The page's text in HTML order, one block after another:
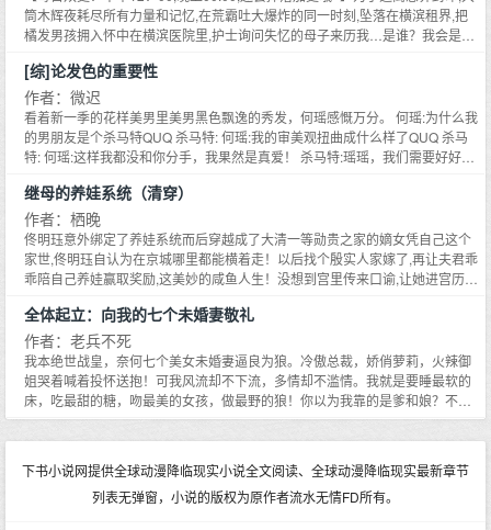
意的笑容，超强卡牌GET。 哎——今天大小姐也在思考宠幸谁（摘自库洛米畅
销恋爱小说） 阅读指南： 1、时间设定在高专时期，主咒回，知梨是大道寺知
世妹妹，库洛米kuromi是卡牌的守护咒灵 2、看似疯批大少爷X阴阳怪气大小
姐X温柔靠谱人间蛊王 3、作者先跪下了OOC肯定会有的 4、女主最强，因为
可以封印最强
没治好我。一家四口团圆后，夫妻虐渣顺带虐狗。面对上门求复合的前男友，
沐念安莞尔一笑，顾少这么闲吗？都不用养你和沐婉柠的孩子？
筒木辉夜耗尽所有力量和记忆,在荒霸吐大爆炸的同一时刻,坠落在横滨租界,把
橘发男孩拥入怀中在横滨医院里,护士询问失忆的母子来历我…是谁？我会是所
不行！遥远的黑绝哭晕在地底爱吃辣咖喱的小红毛,捡不谙人心的高智商幼年侦
探,可捡贫民窟里护妹的恶犬,两只一起捡河里漂来的小黑泥精,奇奇怪怪,捡金发
碧眼的幼女……森医生：这个是我的！真的不能捡！大筒木辉夜：不能捡？那
就去父留女哦森医生宽面泪：那还是把我一起捡了吧后来,面对还在持续捡崽的
卯之女神森首领：这里是港口森式会社,不是港口孤儿院！辉夜姬：是吗？比起
石#论不在If线的森屑如何胜似森院长#小剧场：当Mimic、天人五衰以及一大堆
欧洲超越者强势入侵时森屑：为了横滨,最优解应当是——大筒木辉夜：凝
视.JPG+制裁.GIF神罗天征！地爆天星！树界降诞！森屑机智大喊：最优解是
吃老婆的软饭！#818谁才是家里的最弱者##食物链底端竟是我自己#
[综]论发色的重要性
作者：微迟
看着新一季的花样美男里美男黑色飘逸的秀发，何瑶感慨万分。 何瑶:为什么我
的男朋友是个杀马特QUQ 杀马特: 何瑶:我的审美观扭曲成什么样了QUQ 杀马
特: 何瑶:这样我都没和你分手，我果然是真爱！ 杀马特:瑶瑶，我们需要好好谈
文笔好，但是就是写不好，我能怎么办我也很无奈，就请各位多包涵包涵了。
继母的养娃系统（清穿）
作者：栖晚
佟明珏意外绑定了养娃系统而后穿越成了大清一等勋贵之家的嫡女凭自己这个
家世,佟明珏自认为在京城哪里都能横着走！以后找个殷实人家嫁了,再让夫君乖
乖陪自己养娃赢取奖励,这美妙的咸鱼人生！没想到宫里传来口谕,让她进宫历史
看着奶凶奶凶的胤礽,和尚在襁褓中的胤禛佟明珏退缩了：这紫禁城里的孩子是
好养的吗？系统：你不仅要将他们平安养大！还要让他们兄谦弟恭,和谐相处！
想起九子夺嫡的惨状,佟明珏差点当场昏厥过去救命！她只是个绑了个没用系统
的弱女子！系统（白眼）：你内涵谁呢后来胤礽和胤禛为了争夺皇额娘的宠爱
大打出手,扯辫子咬裤子,状若泼妇佟明珏一脸严肃地教导他们：额娘教你们的东
西全忘了么！康熙在一旁完全插不进去话康熙（卑微）：皇后,你看看我,就一
------------我是预收的分割线----------------【预收《清穿之福寿团宠皇孙》,戳专
栏可见】天上的小灵龟意外下凡,穿成了四爷的第三子弘时。作为拿了废材剧本,
全体起立：向我的七个未婚妻敬礼
作者：老兵不死
我本绝世战皇，奈何七个美女未婚妻逼良为狼。冷傲总裁，娇俏萝莉，火辣御
姐哭着喊着投怀送抱！可我风流却不下流，多情却不滥情。我就是要睡最软的
床，吃最甜的糖，吻最美的女孩，做最野的狼！你以为我靠的是爹和娘？不，
我只是天生要强！
下书小说网提供全球动漫降临现实小说全文阅读、全球动漫降临现实最新章节
列表无弹窗，小说的版权为原作者流水无情FD所有。